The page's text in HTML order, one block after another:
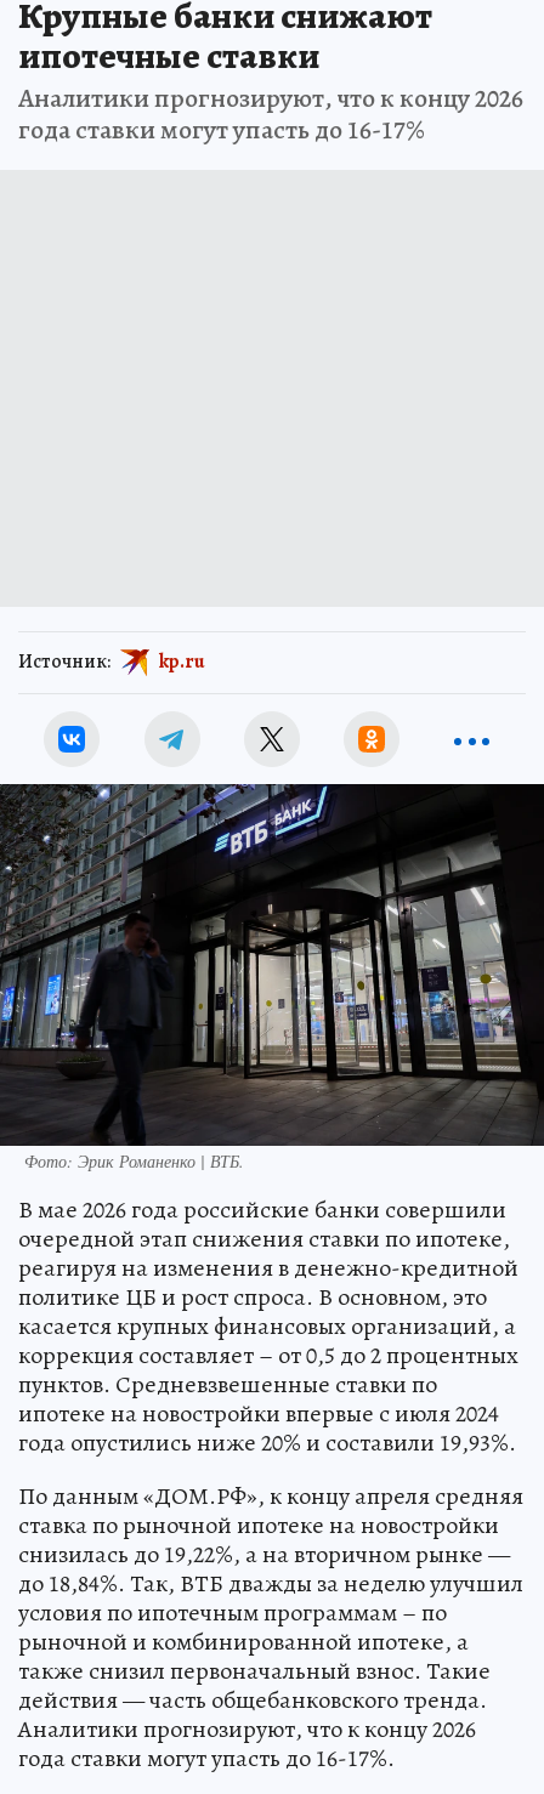
Крупные банки снижают
ипотечные ставки
Аналитики прогнозируют, что к концу 2026
года ставки могут упасть до 16-17%
Источник: kp.ru
Фото: Эрик Романенко | ВТБ.
В мае 2026 года российские банки совершили
очередной этап снижения ставки по ипотеке,
реагируя на изменения в денежно-кредитной
политике ЦБ и рост спроса. В основном, это
касается крупных финансовых организаций, а
коррекция составляет – от 0,5 до 2 процентных
пунктов. Средневзвешенные ставки по
ипотеке на новостройки впервые с июля 2024
года опустились ниже 20% и составили 19,93%.
По данным «ДОМ.РФ», к концу апреля средняя
ставка по рыночной ипотеке на новостройки
снизилась до 19,22%, а на вторичном рынке —
до 18,84%. Так, ВТБ дважды за неделю улучшил
условия по ипотечным программам – по
рыночной и комбинированной ипотеке, а
также снизил первоначальный взнос. Такие
действия — часть общебанковского тренда.
Аналитики прогнозируют, что к концу 2026
года ставки могут упасть до 16-17%.